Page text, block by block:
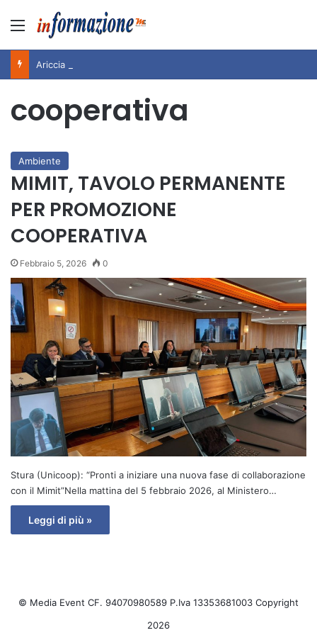
Menu
cooperativa
Ambiente
MIMIT, TAVOLO PERMANENTE
PER PROMOZIONE
COOPERATIVA
Febbraio 5, 2026 0
Stura (Unicoop): “Pronti a iniziare una nuova fase di collaborazione
con il Mimit”Nella mattina del 5 febbraio 2026, al Ministero…
Leggi di più »
© Media Event CF. 94070980589 P.Iva 13353681003 Copyright
2026